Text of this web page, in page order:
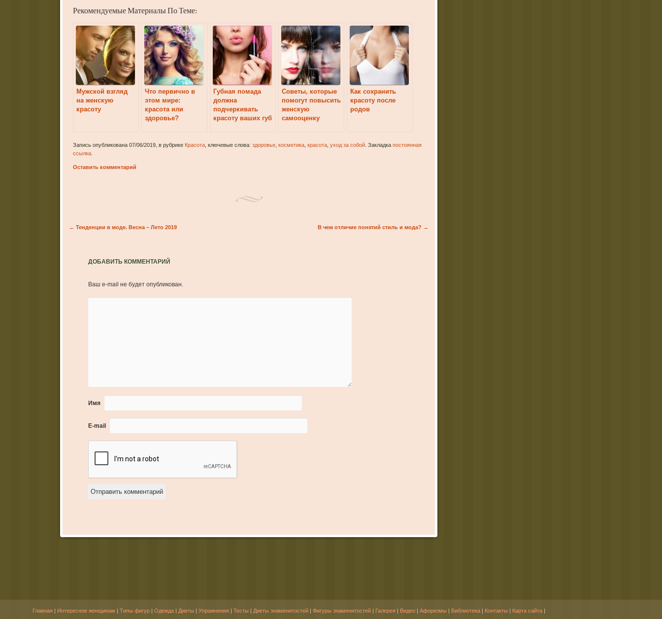
Рекомендуемые Материалы По Теме:
Мужской взгляд
на женскую
красоту
Что первично в
этом мире:
красота или
здоровье?
Губная помада
должна
подчеркивать
красоту ваших губ
Советы, которые
помогут повысить
женскую
самооценку
Как сохранить
красоту после
родов
Запись опубликована 07/06/2019, в рубрике Красота, ключевые слова: здоровье, косметика, красота, уход за собой. Закладка постоянная
ссылка.
Оставить комментарий
Post navigation
← Тенденции в моде. Весна – Лето 2019 В чем отличие понятий стиль и мода? →
ДОБАВИТЬ КОММЕНТАРИЙ
Ваш e-mail не будет опубликован.
Имя
E-mail
Главная | Интересное женщинам | Типы фигур | Одежда | Диеты | Упражнения | Тесты | Диеты знаменитостей | Фигуры знаменитостей | Галерея | Видео | Афоризмы | Библиотека | Контакты | Карта сайта |